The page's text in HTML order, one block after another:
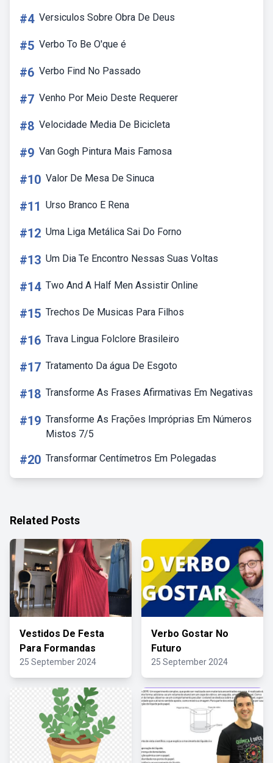
#4 Versiculos Sobre Obra De Deus
#5 Verbo To Be O'que é
#6 Verbo Find No Passado
#7 Venho Por Meio Deste Requerer
#8 Velocidade Media De Bicicleta
#9 Van Gogh Pintura Mais Famosa
#10 Valor De Mesa De Sinuca
#11 Urso Branco E Rena
#12 Uma Liga Metálica Sai Do Forno
#13 Um Dia Te Encontro Nessas Suas Voltas
#14 Two And A Half Men Assistir Online
#15 Trechos De Musicas Para Filhos
#16 Trava Lingua Folclore Brasileiro
#17 Tratamento Da água De Esgoto
#18 Transforme As Frases Afirmativas Em Negativas
#19 Transforme As Frações Impróprias Em Números
Mistos 7/5
#20 Transformar Centímetros Em Polegadas
Related Posts
Vestidos De Festa
Para Formandas
25 September 2024
Verbo Gostar No
Futuro
25 September 2024